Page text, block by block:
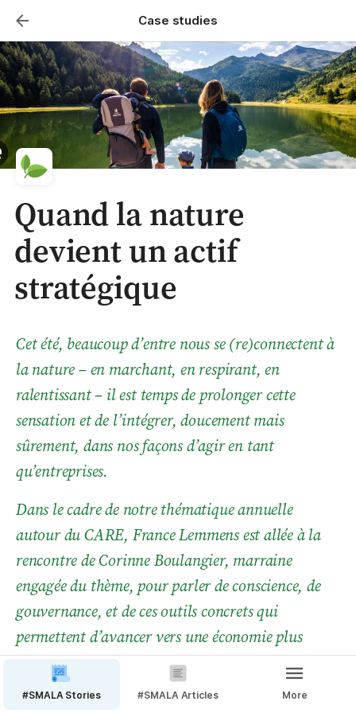
Case studies
Quand la nature
devient un actif
stratégique
Cet été, beaucoup d’entre nous se (re)connectent à
la nature – en marchant, en respirant, en
ralentissant – il est temps de prolonger cette
sensation et de l’intégrer, doucement mais
sûrement, dans nos façons d’agir en tant
qu’entreprises.
Dans le cadre de notre thématique annuelle
autour du CARE, France Lemmens est allée à la
rencontre de Corinne Boulangier, marraine
engagée du thème, pour parler de conscience, de
gouvernance, et de ces outils concrets qui
permettent d’avancer vers une économie plus
vivante.
Voici leur échange, en toute simplicité, au rythme
#SMALA Stories #SMALA Articles More